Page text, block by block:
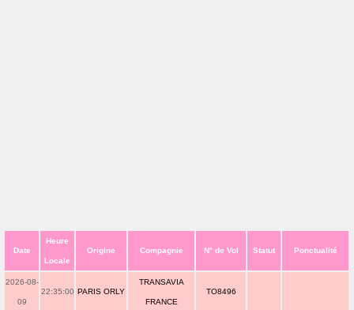
Date
Heure
Locale
Origine Compagnie N° de Vol Statut Ponctualité
2026-08-
09
22:35:00 PARIS ORLY
TRANSAVIA
FRANCE
TO8496